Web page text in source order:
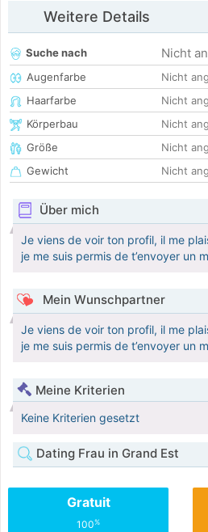
Weitere Details
Suche nach Nicht
Augenfarbe
Nicht
Haarfarbe
Nicht
Körperbau
Nicht
Größe
Nicht
Gewicht
Nicht
Über mich
Je viens de voir ton profil, il me
je me suis permis de t’envoyer un
Mein Wunschpartner
Je viens de voir ton profil, il me
je me suis permis de t’envoyer un
Meine Kriterien
Keine Kriterien gesetzt
Dating Frau in Grand Est
Gratuit
100%